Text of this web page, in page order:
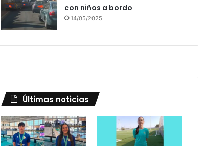
con niños a bordo
14/05/2025
Últimas noticias